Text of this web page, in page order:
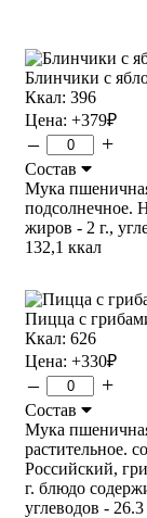
Блинчики с
Ккал: 396
Цена: +379₽
– +
Состав
Мука
подсолнечное.
жиров - 2 г.,
132,1 ккал
Пицца с
Ккал: 626
Цена: +330₽
– +
Состав
Мука
растительное.
Российский,
г. блюдо
углеводов -